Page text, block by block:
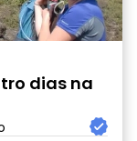
dias na